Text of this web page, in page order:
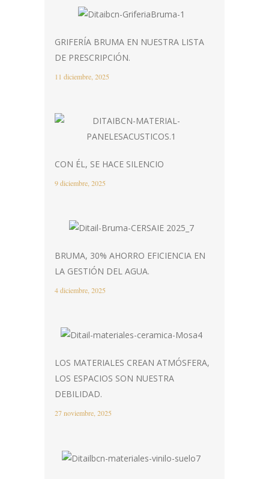
GRIFERÍA BRUMA EN NUESTRA LISTA
DE PRESCRIPCIÓN.
11 diciembre, 2025
CON ÉL, SE HACE SILENCIO
9 diciembre, 2025
BRUMA, 30% AHORRO EFICIENCIA EN
LA GESTIÓN DEL AGUA.
4 diciembre, 2025
LOS MATERIALES CREAN ATMÓSFERA,
LOS ESPACIOS SON NUESTRA
DEBILIDAD.
27 noviembre, 2025